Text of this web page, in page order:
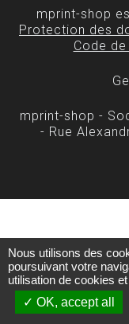
mprint-shop
Protection des
Code
mprint-shop -
- Rue
Nous utilisons des
poursuivant votre
utilisation de cookies
OK, accept all